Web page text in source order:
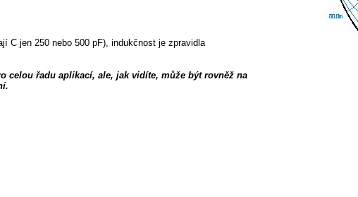
C jen 250 nebo 500 pF), indukčnost je zpravidla
celou řadu aplikací, ale, jak vidíte, může být rovněž na